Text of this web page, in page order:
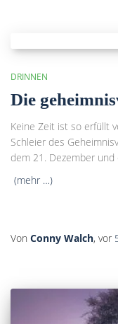
DRINNEN
Die
Keine Zeit ist so erfüllt
Schleier des
dem 21. Dezember und
(mehr …)
Von Conny Walch, vor